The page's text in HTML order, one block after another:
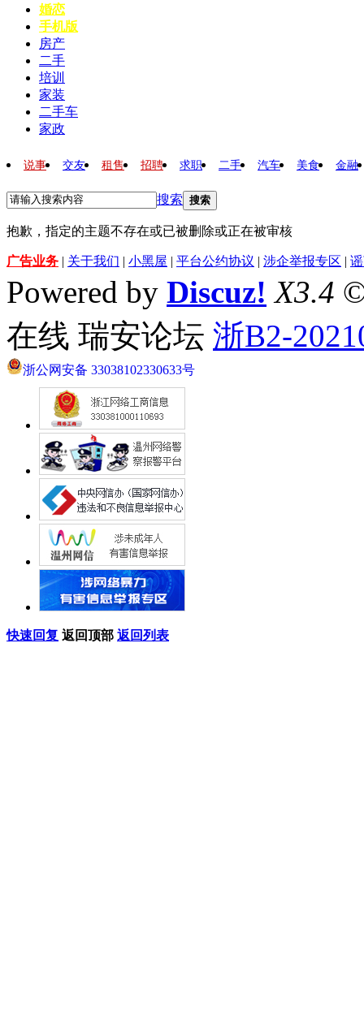
婚恋
手机版
房产
二手
培训
家装
二手车
家政
说事 交友 租售 招聘 求职 二手 汽车 美食 金融
搜索 搜索
抱歉，指定的主题不存在或已被删除或正在被审核
广告业务 | 关于我们 | 小黑屋 | 平台公约协议 | 涉企举报专区 |
Powered by Discuz! X3.4
在线 瑞安论坛 浙B2-
浙公网安备 33038102330633号
快速回复 返回顶部 返回列表